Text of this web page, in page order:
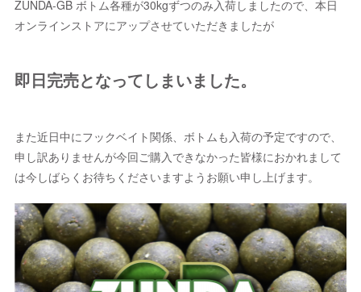
ZUNDA-GB ボトム各種が30kgずつのみ入荷しましたので、本日
オンラインストアにアップさせていただきましたが
即日完売となってしまいました。
また近日中にフックベイト関係、ボトムも入荷の予定ですので、
申し訳ありませんが今回ご購入できなかった皆様におかれまして
は今しばらくお待ちくださいますようお願い申し上げます。